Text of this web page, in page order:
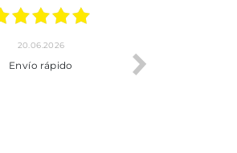
20.06.2026
Envío rápido